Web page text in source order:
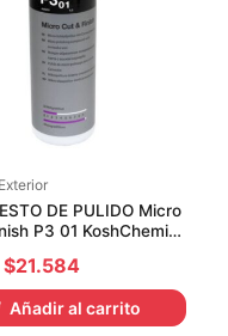
DE PULIDO Micro
P3 01 KoshChemie
El
precio
original
$21.584El
precio
actual
Añadir al carrito